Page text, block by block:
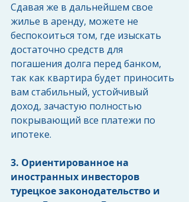
Сдавая же в дальнейшем свое
жилье в аренду, можете не
беспокоиться том, где изыскать
достаточно средств для
погашения долга перед банком,
так как квартира будет приносить
вам стабильный, устойчивый
доход, зачастую полностью
покрывающий все платежи по
ипотеке.
3. Ориентированное на
иностранных инвесторов
турецкое законодательство и